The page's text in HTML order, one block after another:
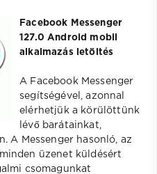
Facebook Messenger
127.0 Android mobil
alkalmazás letöltés
A Facebook Messenger
segítségével, azonnal
elérhetjük a körülöttünk
lévő barátainkat,
A Messenger hasonló, az
üzenet küldésért
csomagunkat